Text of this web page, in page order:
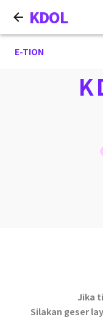
KDOL
E-TION
Jika
Silakan geser